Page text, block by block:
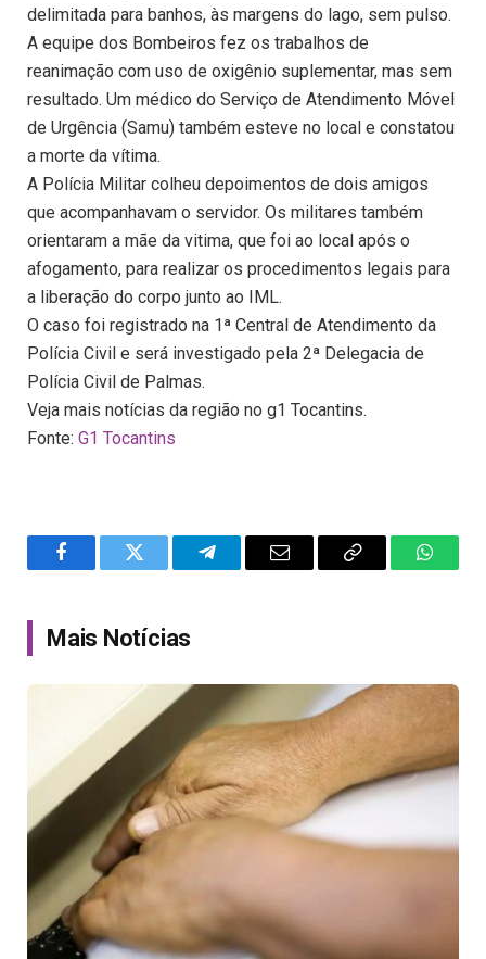
delimitada para banhos, às margens do lago, sem pulso.
A equipe dos Bombeiros fez os trabalhos de
reanimação com uso de oxigênio suplementar, mas sem
resultado. Um médico do Serviço de Atendimento Móvel
de Urgência (Samu) também esteve no local e constatou
a morte da vítima.
A Polícia Militar colheu depoimentos de dois amigos
que acompanhavam o servidor. Os militares também
orientaram a mãe da vitima, que foi ao local após o
afogamento, para realizar os procedimentos legais para
a liberação do corpo junto ao IML.
O caso foi registrado na 1ª Central de Atendimento da
Polícia Civil e será investigado pela 2ª Delegacia de
Polícia Civil de Palmas.
Veja mais notícias da região no g1 Tocantins.
Fonte: G1 Tocantins
FacebookTwitter TelegramEmail
Copy
Mais Notícias